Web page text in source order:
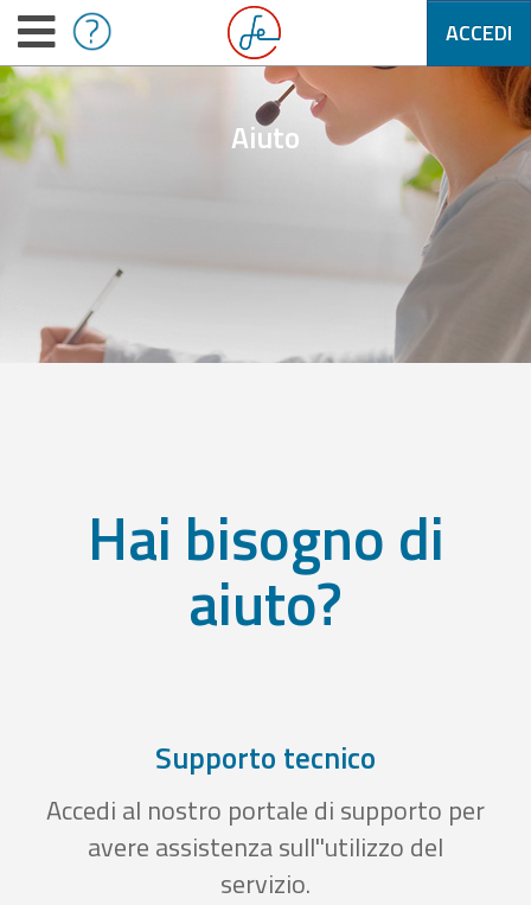
ACCEDI
Aiuto
Hai bisogno di
aiuto?
Supporto tecnico
Accedi al nostro portale di supporto per
avere assistenza sull''utilizzo del
servizio.